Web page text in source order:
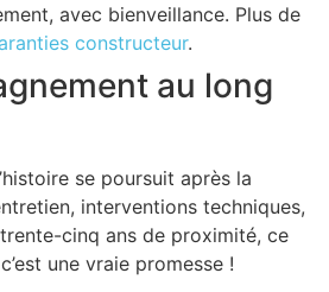
avec bienveillance. Plus de
constructeur.
au long
se poursuit après la
interventions techniques,
cinq ans de proximité, ce
une vraie promesse !